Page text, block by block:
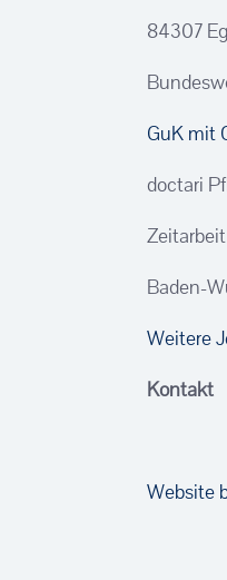
84307
GuK mit
doctari
Baden-
Weitere
Kontakt
Website